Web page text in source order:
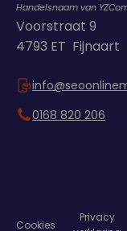
Handelsnaam van
Voorstraat 9
4793 ET Fijnaart
0168 820 206
Cookies
Privacy